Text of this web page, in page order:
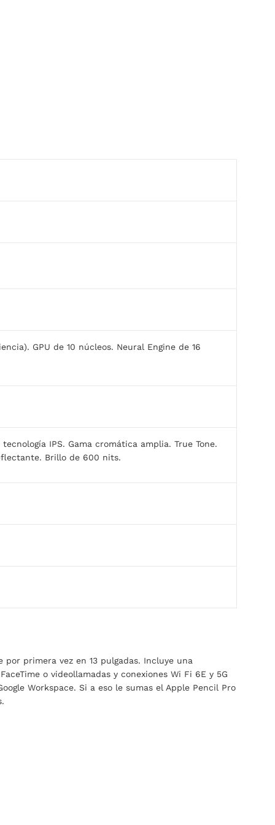
GPU de 10 núcleos. Neural Engine de 16
IPS. Gama cromática amplia. True Tone.
Brillo de 600 nits.
primera vez en 13 pulgadas. Incluye una
o videollamadas y conexiones Wi Fi 6E y 5G
Workspace. Si a eso le sumas el Apple Pencil Pro